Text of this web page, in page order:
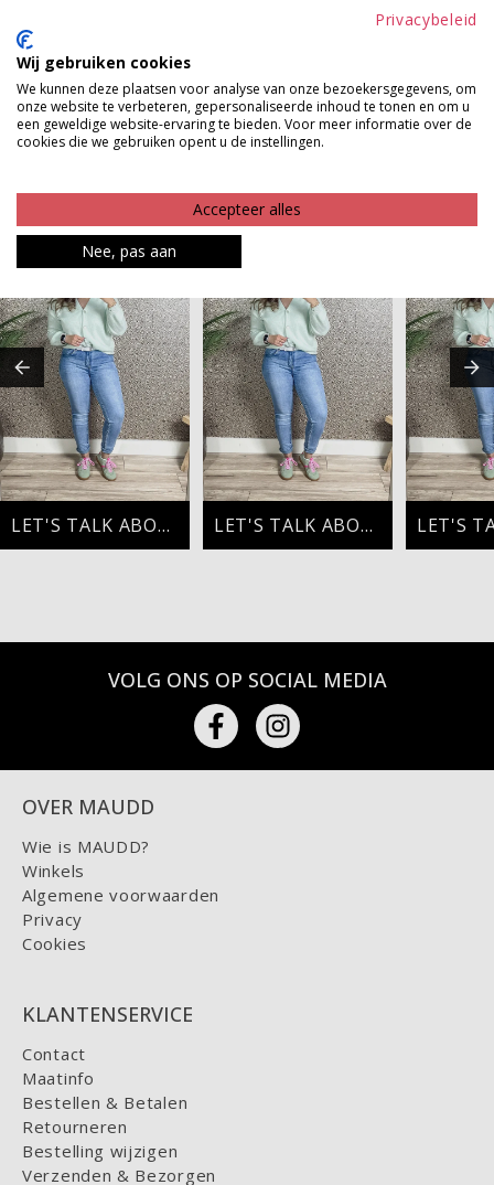
chique look. De knoopsluiting en subtiele details
maken dit vest een must-have voor elk seizoen.
Product kenmerken
Betaalinformatie
MAAK JE LOOK COMPLEET
LET'S TALK ABOUT FASHION LET'S TALK ABOUT FASHION
VOLG ONS OP SOCIAL MEDIA
OVER MAUDD
Wie is MAUDD?
Winkels
Algemene voorwaarden
Privacy
Cookies
KLANTENSERVICE
Contact
Maatinfo
Bestellen & Betalen
Retourneren
Bestelling wijzigen
Verzenden & Bezorgen
Privacybeleid
Wij gebruiken cookies
We kunnen deze plaatsen voor analyse van onze bezoekersgegevens, om
onze website te verbeteren, gepersonaliseerde inhoud te tonen en om u
een geweldige website-ervaring te bieden. Voor meer informatie over de
cookies die we gebruiken opent u de instellingen.
Accepteer alles
Nee, pas aan